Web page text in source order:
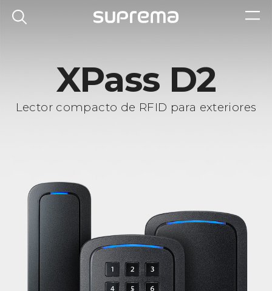
XPass D2
Lector compacto de RFID para exteriores